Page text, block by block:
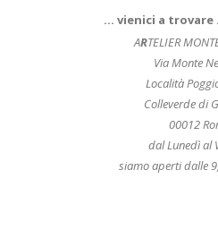
… vienici a trovare
ARTELIER
Via Monte
Località
Colleverde di
00012
dal Lunedì al
siamo aperti dalle